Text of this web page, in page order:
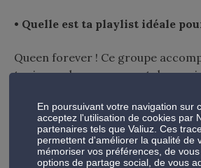
• Quelle est ta playlist idéale
Queen forever ! Ce groupe
toujours chaque moment de ma
• Quel est l’objet dont tu ne peux
voiture (pour toi ou tes enfants)
En poursuivant votre navigation sur
acceptez l'utilisation de cookies par
partenaires tels que Valiuz. Ces
permettent d'améliorer la qualité de
mémoriser vos préférences, de
options de partage social, de vous